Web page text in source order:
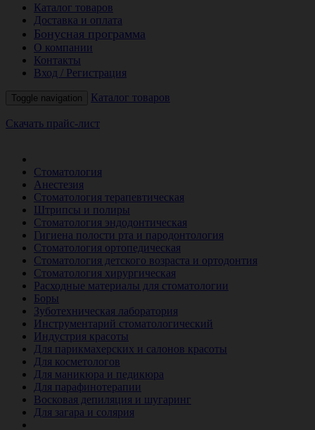
Каталог товаров
Доставка и оплата
Бонусная программа
О компании
Контакты
Вход / Регистрация
Toggle navigation Каталог товаров
Скачать прайс-лист
Стоматология
Анестезия
Стоматология терапевтическая
Штрипсы и полиры
Стоматология эндодонтическая
Гигиена полости рта и пародонтология
Стоматология ортопедическая
Стоматология детского возраста и ортодонтия
Стоматология хирургическая
Расходные материалы для стоматологии
Боры
Зуботехническая лаборатория
Инструментарий стоматологический
Индустрия красоты
Для парикмахерских и салонов красоты
Для косметологов
Для маникюра и педикюра
Для парафинотерапии
Восковая депиляция и шугаринг
Для загара и солярия